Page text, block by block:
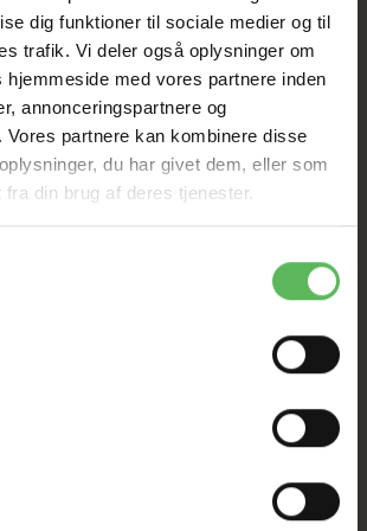
dig funktioner til sociale medier og til
trafik. Vi deler også oplysninger om
hjemmeside med vores partnere inden
annonceringspartnere og
Vores partnere kan kombinere disse
du har givet dem, eller som
din brug af deres tjenester.
GÆLDER IKKE
BUTIKKERE
i overblik:
ble til hun hunde, urenlige hvalpe
løbetid, ved inkontinens, ved
urinering eller på rejser